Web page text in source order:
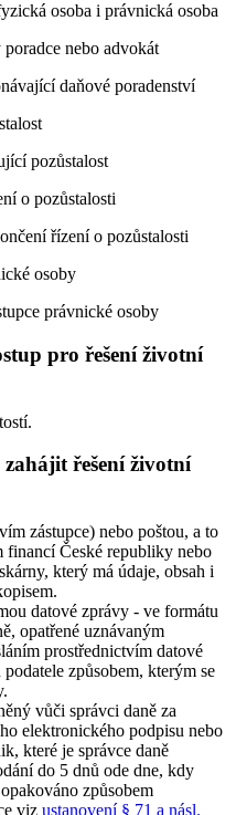
osoba i právnická osoba
nebo advokát
daňové poradenství
pozůstalost
o pozůstalosti
řízení o pozůstalosti
osoby
právnické osoby
pro řešení životní
zahájit řešení životní
zástupce) nebo poštou, a to
financí České republiky nebo
který má údaje, obsah i
datové zprávy - ve formátu
opatřené uznávaným
prostřednictvím datové
způsobem, kterým se
vůči správci daně za
elektronického podpisu nebo
které je správce daně
do 5 dnů ode dne, kdy
způsobem
viz ustanovení § 71 a násl.